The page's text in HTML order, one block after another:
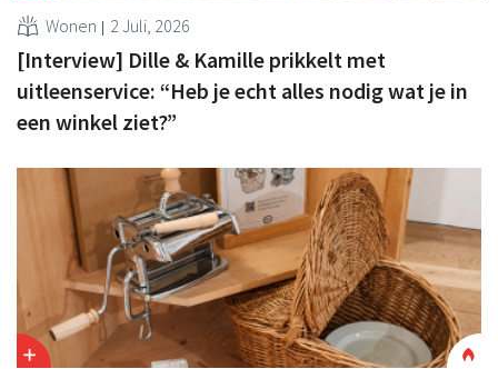
Wonen 2 Juli, 2026
[Interview] Dille & Kamille prikkelt met
uitleenservice: “Heb je echt alles nodig wat je in
een winkel ziet?”